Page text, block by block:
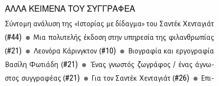
ΑΛΛΑ ΚΕΙΜΕΝΑ ΤΟΥ ΣΥΓΓΡΑΦΕΑ
Σύ­ντο­μη ανά­λυ­ση της «Ιστο­ρί­ας με δί­δαγ­μα» του Σα­ντέκ Χε­ντα­γιάτ
(#44)
Μια πο­λυ­τε­λής έκ­δο­ση στην υπη­ρε­σία της φι­λαν­θρω­πί­ας
(#21) Λε­ο­νό­ρα Κά­ρινγ­κτον (#10)
Βιο­γρα­φία και ερ­γο­γρα­φία
Βα­σί­λη Φω­τιά­δη (#21)
Ένας γνω­στός ζω­γρά­φος / ένας άγνω­
στος συγ­γρα­φέ­ας (#21) Για τον Σα­ντέκ Χε­ντα­γιάτ (#26)
Επι­